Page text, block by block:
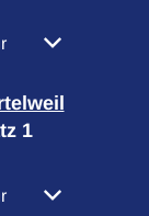
Schließzeiten
Von 07:00 bis
1
Schließzeiten
Von 08:00 bis